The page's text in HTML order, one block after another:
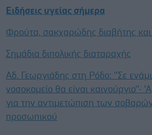
Ειδήσεις υγείας σήμερα
Φρούτα, σακχαρώδης διαβήτης και
Σημάδια διπολικής διαταραχής
Αδ. Γεωργιάδης στη Ρόδο: ''Σε
νοσοκομείο θα είναι καινούργιο''-
για την αντιμετώπιση των
προσωπικού